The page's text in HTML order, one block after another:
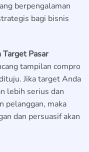
berpengalaman
bagi bisnis
Target Pasar
tampilan compro
Jika target Anda
lebih serius dan
pelanggan, maka
dan persuasif akan